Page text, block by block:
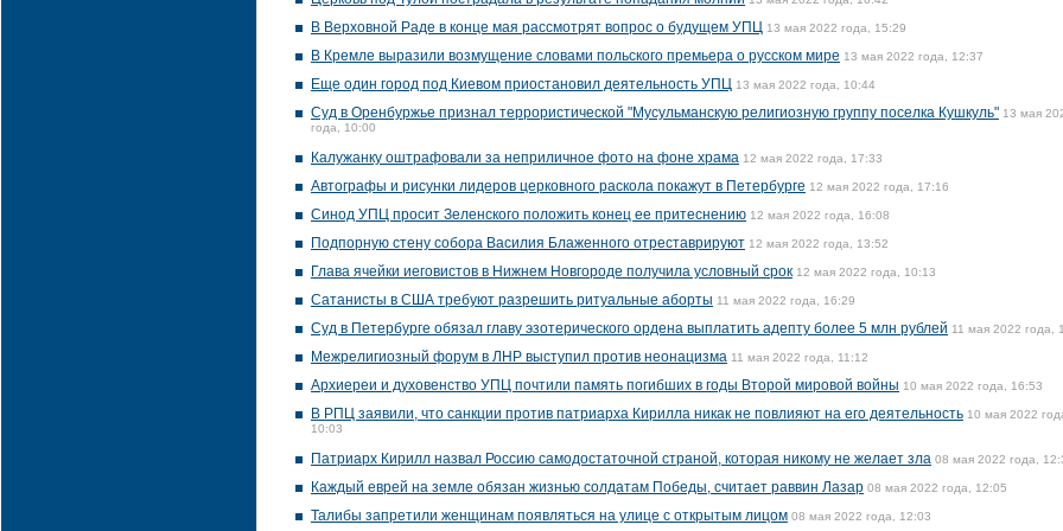
В Верховной Раде в конце мая рассмотрят вопрос о будущем УПЦ 13 мая 2022 года, 15:29
В Кремле выразили возмущение словами польского премьера о русском мире 13 мая 2022 года, 12:37
Еще один город под Киевом приостановил деятельность УПЦ 13 мая 2022 года, 10:44
Суд в Оренбуржье признал террористической "Мусульманскую религиозную группу поселка Кушкуль" 13 мая
года, 10:00
Калужанку оштрафовали за неприличное фото на фоне храма 12 мая 2022 года, 17:33
Автографы и рисунки лидеров церковного раскола покажут в Петербурге 12 мая 2022 года, 17:16
Синод УПЦ просит Зеленского положить конец ее притеснению 12 мая 2022 года, 16:08
Подпорную стену собора Василия Блаженного отреставрируют 12 мая 2022 года, 13:52
Глава ячейки иеговистов в Нижнем Новгороде получила условный срок 12 мая 2022 года, 10:13
Сатанисты в США требуют разрешить ритуальные аборты 11 мая 2022 года, 16:29
Суд в Петербурге обязал главу эзотерического ордена выплатить адепту более 5 млн рублей 11 мая 2022 года,
Межрелигиозный форум в ЛНР выступил против неонацизма 11 мая 2022 года, 11:12
Архиереи и духовенство УПЦ почтили память погибших в годы Второй мировой войны 10 мая 2022 года, 16:53
В РПЦ заявили, что санкции против патриарха Кирилла никак не повлияют на его деятельность 10 мая 2022
10:03
Патриарх Кирилл назвал Россию самодостаточной страной, которая никому не желает зла 08 мая 2022 года,
Каждый еврей на земле обязан жизнью солдатам Победы, считает раввин Лазар 08 мая 2022 года, 12:05
Талибы запретили женщинам появляться на улице с открытым лицом 08 мая 2022 года, 12:03